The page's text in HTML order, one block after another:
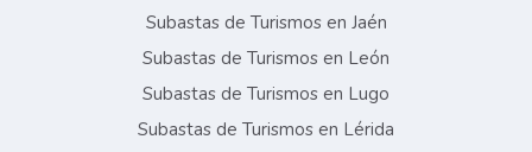
Subastas de Turismos en Jaén
Subastas de Turismos en León
Subastas de Turismos en Lugo
Subastas de Turismos en Lérida